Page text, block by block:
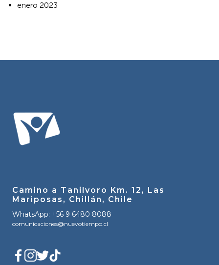
enero 2023
Camino a Tanilvoro Km. 12, Las
Mariposas, Chillán, Chile
WhatsApp: +56 9 6480 8088
comunicaciones@nuevotiempo.cl